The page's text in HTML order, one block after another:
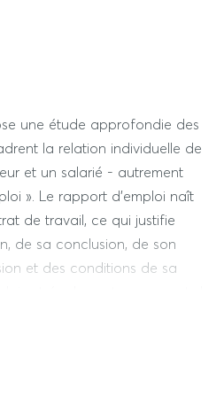
une étude approfondie des
la relation individuelle de
et un salarié - autrement
». Le rapport d’emploi naît
de travail, ce qui justifie
de sa conclusion, de son
et des conditions de sa
la conclusion du contrat de
ce qui impose
de la légalité interne du pouvoir